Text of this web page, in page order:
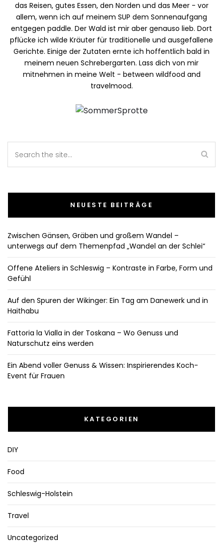
das Reisen, gutes Essen, den Norden und das Meer - vor
allem, wenn ich auf meinem SUP dem Sonnenaufgang
entgegen paddle. Der Wald ist mir aber genauso lieb. Dort
pflücke ich wilde Kräuter für traditionelle und ausgefallene
Gerichte. Einige der Zutaten ernte ich hoffentlich bald in
meinem neuen Schrebergarten. Lass dich von mir
mitnehmen in meine Welt - between wildfood and
travelmood.
NEUESTE BEITRÄGE
Zwischen Gänsen, Gräben und großem Wandel –
unterwegs auf dem Themenpfad „Wandel an der Schlei“
Offene Ateliers in Schleswig – Kontraste in Farbe, Form und
Gefühl
Auf den Spuren der Wikinger: Ein Tag am Danewerk und in
Haithabu
Fattoria la Vialla in der Toskana – Wo Genuss und
Naturschutz eins werden
Ein Abend voller Genuss & Wissen: Inspirierendes Koch-
Event für Frauen
KATEGORIEN
DIY
Food
Schleswig-Holstein
Travel
Uncategorized